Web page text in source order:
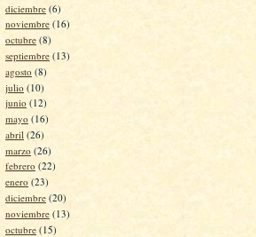
diciembre (6)
noviembre (16)
octubre (8)
septiembre (13)
agosto (8)
julio (10)
junio (12)
mayo (16)
abril (26)
marzo (26)
febrero (22)
enero (23)
diciembre (20)
noviembre (13)
octubre (15)